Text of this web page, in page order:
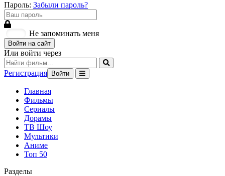
Пароль: Забыли пароль?
Не запоминать меня
Войти на сайт
Или войти через
Регистрация Войти
Главная
Фильмы
Сериалы
Дорамы
ТВ Шоу
Мультики
Аниме
Топ 50
Разделы